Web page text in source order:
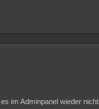
im Adminpanel wieder nicht